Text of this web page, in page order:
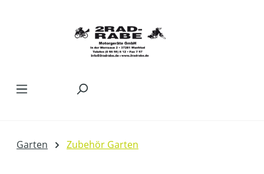
Garten Zubehör Garten